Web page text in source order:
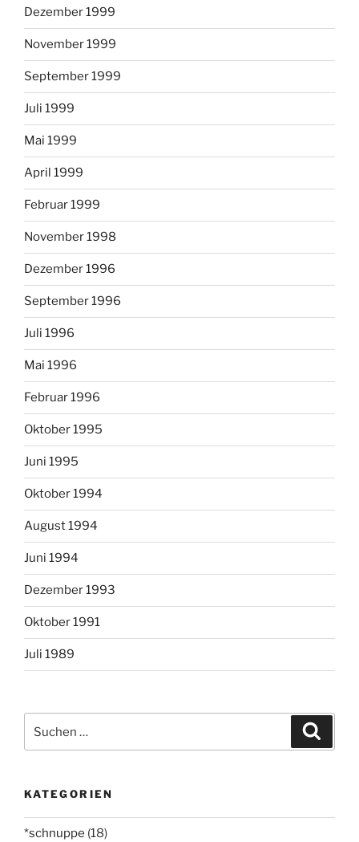
Dezember 1999
November 1999
September 1999
Juli 1999
Mai 1999
April 1999
Februar 1999
November 1998
Dezember 1996
September 1996
Juli 1996
Mai 1996
Februar 1996
Oktober 1995
Juni 1995
Oktober 1994
August 1994
Juni 1994
Dezember 1993
Oktober 1991
Juli 1989
nach:
KATEGORIEN
*schnuppe (18)